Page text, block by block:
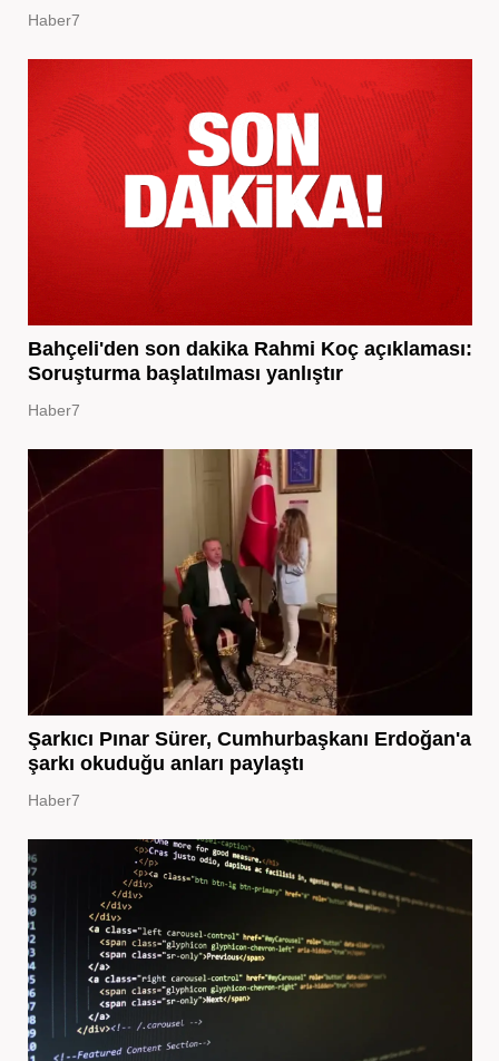
Haber7
Bahçeli'den son dakika Rahmi Koç açıklaması:
Soruşturma başlatılması yanlıştır
Haber7
Şarkıcı Pınar Sürer, Cumhurbaşkanı Erdoğan'a
şarkı okuduğu anları paylaştı
Haber7